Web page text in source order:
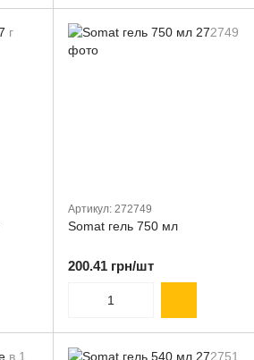
Артикул: 272749
Somat гель 750 мл
200.41 грн/шт